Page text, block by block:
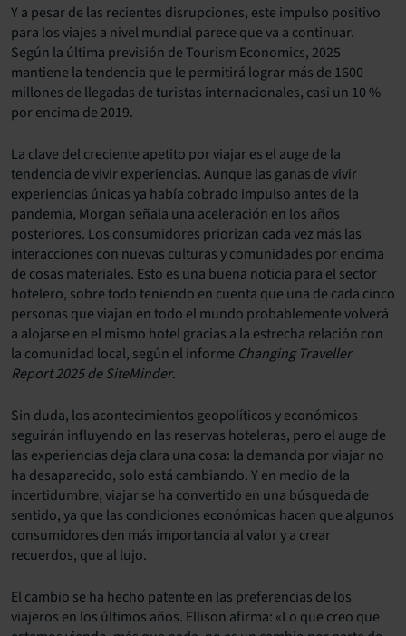
Y a pesar de las recientes disrupciones, este impulso positivo
para los viajes a nivel mundial parece que va a continuar.
Según la última previsión de Tourism Economics, 2025
mantiene la tendencia que le permitirá lograr más de 1600
millones de llegadas de turistas internacionales, casi un 10 %
por encima de 2019.
La clave del creciente apetito por viajar es el auge de la
tendencia de vivir experiencias. Aunque las ganas de vivir
experiencias únicas ya había cobrado impulso antes de la
pandemia, Morgan señala una aceleración en los años
posteriores. Los consumidores priorizan cada vez más las
interacciones con nuevas culturas y comunidades por encima
de cosas materiales. Esto es una buena noticia para el sector
hotelero, sobre todo teniendo en cuenta que una de cada cinco
personas que viajan en todo el mundo probablemente volverá
a alojarse en el mismo hotel gracias a la estrecha relación con
la comunidad local, según el informe Changing Traveller
Report 2025 de SiteMinder.
Sin duda, los acontecimientos geopolíticos y económicos
seguirán influyendo en las reservas hoteleras, pero el auge de
las experiencias deja clara una cosa: la demanda por viajar no
ha desaparecido, solo está cambiando. Y en medio de la
incertidumbre, viajar se ha convertido en una búsqueda de
sentido, ya que las condiciones económicas hacen que algunos
consumidores den más importancia al valor y a crear
recuerdos, que al lujo.
El cambio se ha hecho patente en las preferencias de los
viajeros en los últimos años. Ellison afirma: «Lo que creo que